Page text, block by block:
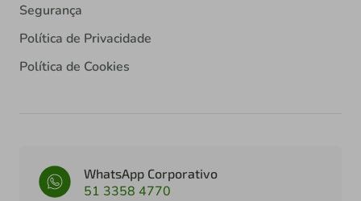
Segurança
Política de Privacidade
Política de Cookies
WhatsApp Corporativo
51 3358 4770